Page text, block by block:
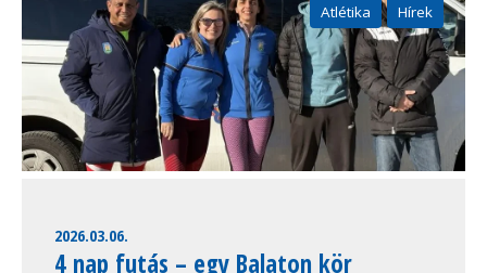
Atlétika Hírek
2026.03.06.
4 nap futás – egy Balaton kör